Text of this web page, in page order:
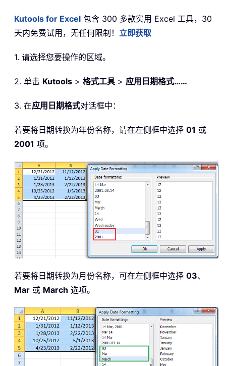
Kutools for Excel 包含 300 多款实用 Excel 工具，30
天内免费试用，无任何限制！ 立即获取
1. 请选择您要操作的区域。
2. 单击 Kutools > 格式工具 > 应用日期格式……
3. 在应用日期格式对话框中：
若要将日期转换为年份名称，请在左侧框中选择 01 或
2001 项。
若要将日期转换为月份名称，可在左侧框中选择 03、
Mar 或 March 选项。